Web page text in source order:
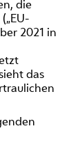
die
2021 in
das